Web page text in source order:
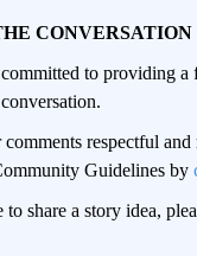
CONVERSATION
to providing a
comments respectful and
Guidelines by
share a story idea,